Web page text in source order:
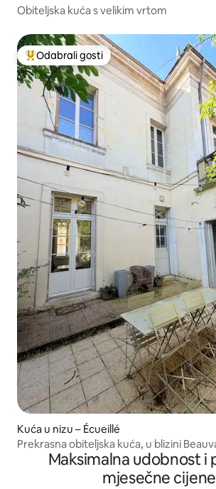
Obiteljska kuća s velikim vrtom
Među najviše rangiranima s oznakom
Odabrali gosti
Kuća u nizu – Écueillé
Prekrasna obiteljska kuća, u blizini
Maksimalna udobnost i
mjesečne cijene